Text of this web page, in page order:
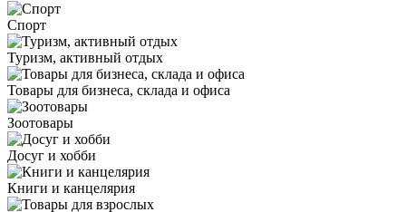
Спорт
Туризм, активный отдых
Товары для бизнеса, склада и офиса
Зоотовары
Досуг и хобби
Книги и канцелярия